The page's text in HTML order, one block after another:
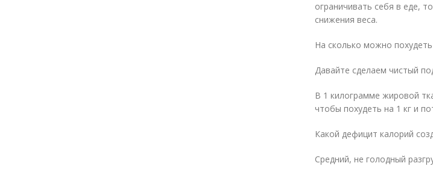
ограничивать себя в еде,
снижения веса.
На сколько можно
Давайте сделаем чистый
В 1 килограмме жировой
чтобы похудеть на 1 кг и
Какой дефицит калорий
Средний, не голодный